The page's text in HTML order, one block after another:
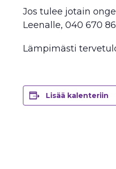
Jos tulee jotain
Leenalle, 040 670
Lämpimästi
Lisää kalenteriin